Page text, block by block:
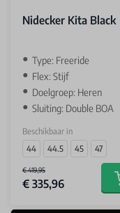
Nidecker Kita Black
Type: Freeride
Flex: Stijf
Doelgroep: Heren
Sluiting: Double BOA
Beschikbaar in
44
44.5 45 47
€ 419,95
€ 335,96